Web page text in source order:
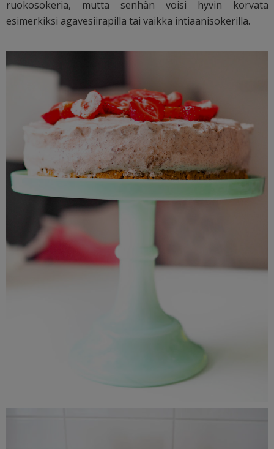
ruokosokeria, mutta senhän voisi hyvin korvata
esimerkiksi agavesiirapilla tai vaikka intiaanisokerilla.